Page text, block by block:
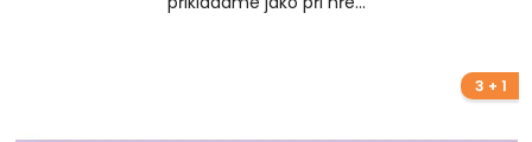
3 + 1